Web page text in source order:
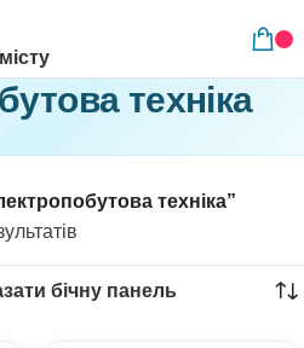
техніка
техніка”
бічну панель